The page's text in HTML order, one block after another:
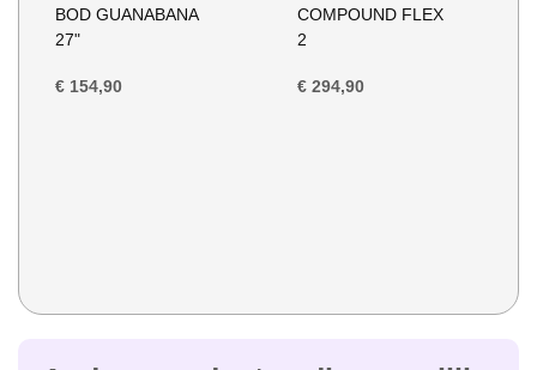
BOD GUANABANA
27"
€ 154,90
COMPOUND FLEX
2
€ 294,90